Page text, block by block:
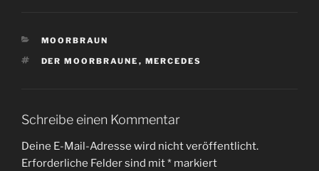
KATEGORIEN
MOORBRAUN
SCHLAGWÖRTER
DER MOORBRAUNE , MERCEDES
Schreibe einen Kommentar
Deine E-Mail-Adresse wird nicht veröffentlicht.
Erforderliche Felder sind mit* markiert